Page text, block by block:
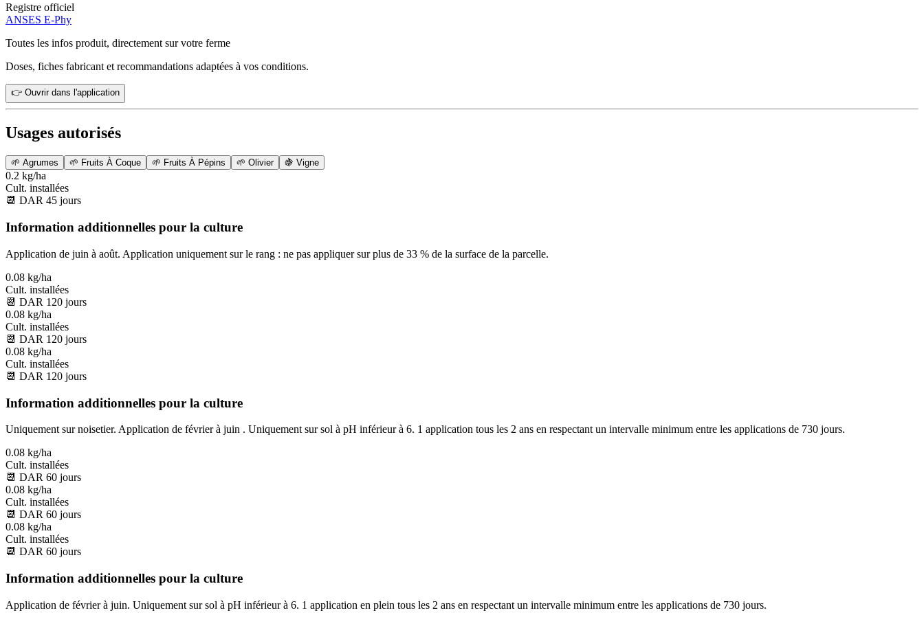
Registre officiel
ANSES E-Phy
Toutes les infos produit, directement sur votre ferme
Doses, fiches fabricant et recommandations adaptées à vos conditions.
👉 Ouvrir dans l'application
Usages autorisés
🌱 Agrumes 🌱 Fruits À Coque 🌱 Fruits À Pépins 🌱 Olivier 🍇 Vigne
0.2 kg/ha
Cult. installées
📆 DAR 45 jours
Information additionnelles pour la culture
Application de juin à août. Application uniquement sur le rang : ne pas appliquer sur plus de 33 % de la surface de la parcelle.
0.08 kg/ha
Cult. installées
📆 DAR 120 jours
0.08 kg/ha
Cult. installées
📆 DAR 120 jours
0.08 kg/ha
Cult. installées
📆 DAR 120 jours
Information additionnelles pour la culture
Uniquement sur noisetier. Application de février à juin . Uniquement sur sol à pH inférieur à 6. 1 application tous les 2 ans en respectant un intervalle minimum entre les applications de 730 jours.
0.08 kg/ha
Cult. installées
📆 DAR 60 jours
0.08 kg/ha
Cult. installées
📆 DAR 60 jours
0.08 kg/ha
Cult. installées
📆 DAR 60 jours
Information additionnelles pour la culture
Application de février à juin. Uniquement sur sol à pH inférieur à 6. 1 application en plein tous les 2 ans en respectant un intervalle minimum entre les applications de 730 jours.